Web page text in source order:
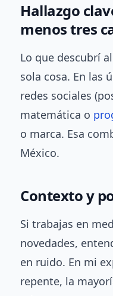
Hallazgo
menos tres
Lo que descubrí
sola cosa. En las
redes sociales
matemática o
o marca. Esa
México.
Contexto y
Si trabajas en
novedades,
en ruido. En mi
repente, la